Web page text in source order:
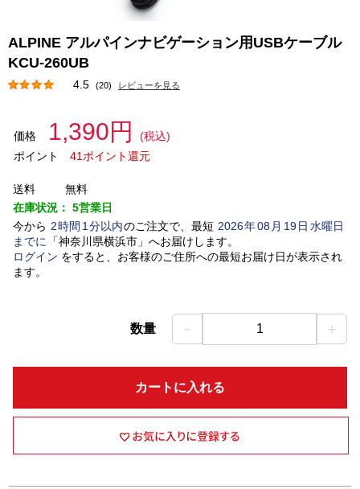
ALPINE アルパインナビゲーション用USBケーブル
KCU-260UB
4.5 (20) レビューを見る
価格 1,390円
(税込)
ポイント
41ポイント還元
送料
無料
在庫状況： 5営業日
今から 2時間 1 分以内のご注文で、最短 2026年08 月 19日水曜日
までに
「神奈川県横浜市」 へお届けします。
ログイン をすると、お客様のご住所への最短お届け日が表示され
ます。
数量 － 1 ＋
カートに入れる